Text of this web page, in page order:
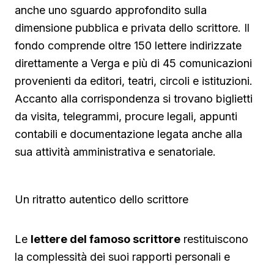
anche uno sguardo approfondito sulla
dimensione pubblica e privata dello scrittore. Il
fondo comprende oltre 150 lettere indirizzate
direttamente a Verga e più di 45 comunicazioni
provenienti da editori, teatri, circoli e istituzioni.
Accanto alla corrispondenza si trovano biglietti
da visita, telegrammi, procure legali, appunti
contabili e documentazione legata anche alla
sua attività amministrativa e senatoriale.
Un ritratto autentico dello scrittore
Le lettere del famoso scrittore restituiscono
la complessità dei suoi rapporti personali e